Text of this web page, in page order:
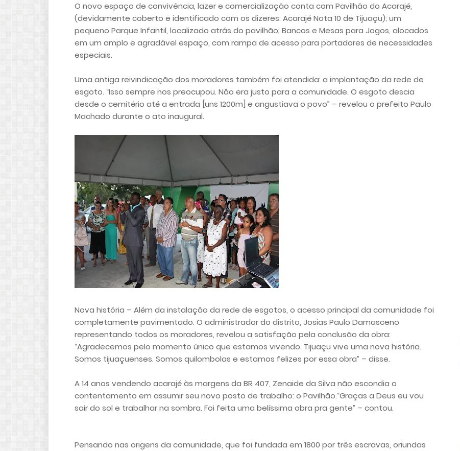
O novo espaço de convivência, lazer e comercialização conta com Pavilhão do Acarajé,
(devidamente coberto e identificado com os dizeres: Acarajé Nota 10 de Tijuaçu); um
pequeno Parque Infantil, localizado atrás do pavilhão; Bancos e Mesas para Jogos, alocados
em um amplo e agradável espaço, com rampa de acesso para portadores de necessidades
especiais.
Uma antiga reivindicação dos moradores também foi atendida: a implantação da rede de
esgoto. “Isso sempre nos preocupou. Não era justo para a comunidade. O esgoto descia
desde o cemitério até a entrada [uns 1200m] e angustiava o povo” – revelou o prefeito Paulo
Machado durante o ato inaugural.
Nova história – Além da instalação da rede de esgotos, o acesso principal da comunidade foi
completamente pavimentado. O administrador do distrito, Josias Paulo Damasceno
representando todos os moradores, revelou a satisfação pela conclusão da obra:
“Agradecemos pelo momento único que estamos vivendo. Tijuaçu vive uma nova história.
Somos tijuaçuenses. Somos quilombolas e estamos felizes por essa obra” – disse.
A 14 anos vendendo acarajé às margens da BR 407, Zenaide da Silva não escondia o
contentamento em assumir seu novo posto de trabalho: o Pavilhão.“Graças a Deus eu vou
sair do sol e trabalhar na sombra. Foi feita uma belíssima obra pra gente” – contou.
Pensando nas origens da comunidade, que foi fundada em 1800 por três escravas, oriundas